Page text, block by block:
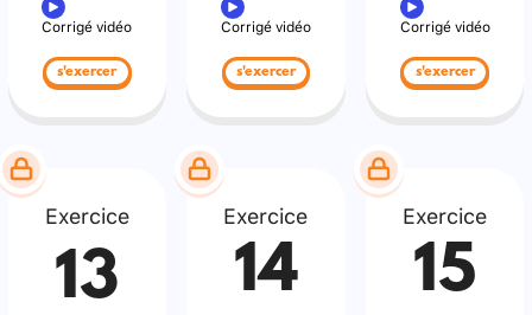
Corrigé vidéo
s'exercer
Corrigé vidéo
s'exercer
Corrigé vidéo
s'exercer
Exercice
13
Exercice
14
Exercice
15